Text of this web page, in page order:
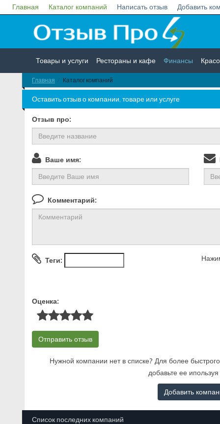
Главная Каталог компаний Написать отзыв Добавить
Товары и услуги Рестораны и кафе Финансы
Недвижимость
Главная Каталог компаний
Оставить отзыв о компании, товаре или услуге
Отзыв про:
Ваше имя:
Комментарий:
Теги:
Оценка:
Нужной компании нет в списке? Для более
добавьте ее
Добавить
Список последних компаний